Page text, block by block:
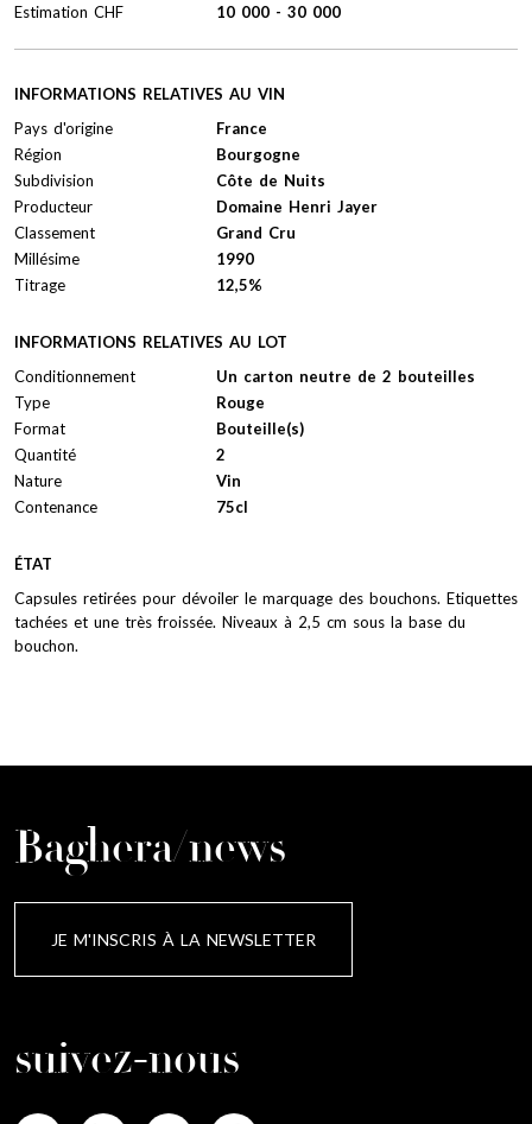
INFORMATIONS RELATIVES AU VIN
Pays d'origine
France
Région
Bourgogne
Subdivision
Côte de Nuits
Producteur
Domaine Henri Jayer
Classement
Grand Cru
Millésime
1990
Titrage
12,5%
INFORMATIONS RELATIVES AU LOT
Conditionnement
Un carton neutre de 2 bouteilles
Type
Rouge
Format
Bouteille(s)
Quantité
2
Nature
Vin
Contenance
75cl
Estimation CHF 10 000 - 30 000
ÉTAT
Capsules retirées pour dévoiler le marquage des bouchons. Etiquettes
tachées et une très froissée. Niveaux à 2,5 cm sous la base du
bouchon.
Baghera/news
JE M'INSCRIS À LA NEWSLETTER
suivez-nous